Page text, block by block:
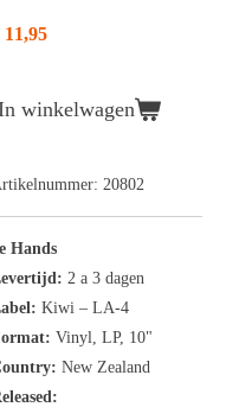
11,95
winkelwagen
20802
Hands
2 a 3 dagen
Kiwi ‎– LA-4
Vinyl, LP, 10"
New Zealand